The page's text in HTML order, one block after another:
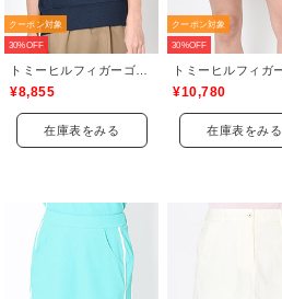
クーポン対象
30%OFF
¥8,855
在庫表をみる
クーポン対象
30%OFF
¥10,780
在庫表をみる